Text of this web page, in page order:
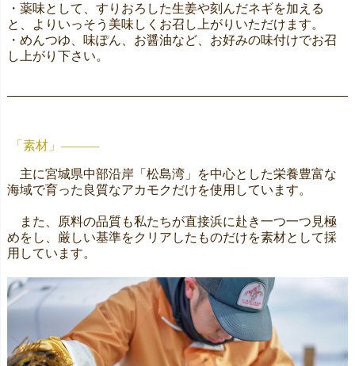
・薬味として、すりおろした生姜や刻んだネギを加える
と、よりいっそう美味しくお召し上がりいただけます。
・めんつゆ、味ぽん、お醤油など、お好みの味付けでお召
し上がり下さい。
「素材」―――
主に宮城県中部沿岸「松島湾」を中心とした栄養豊富な
海域で育った良質なアカモクだけを使用しています。
また、原料の品質も私たちが直接浜に赴き一つ一つ見極
めをし、厳しい基準をクリアしたものだけを素材として採
用しています。